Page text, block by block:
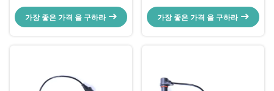
1607436
가장 좋은 가격 을 구하라
랭크 케이스 센서 크랭크축 각도
가장 좋은 가격 을 구하라